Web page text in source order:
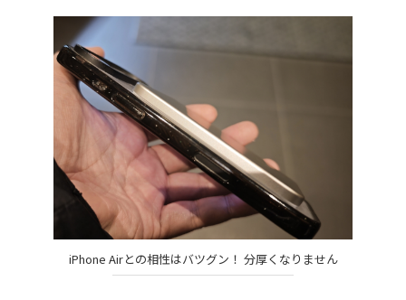
iPhone Airとの相性はバツグン！ 分厚くなりません